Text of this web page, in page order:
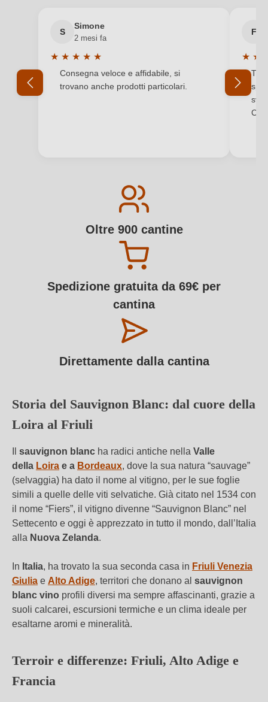
S
Simone
2 mesi fa
★ ★ ★ ★ ★
Valutazione media di 5 su 5 stelle
Consegna veloce e affidabile, si
trovano anche prodotti particolari.
F
★ ★
Oltre 900 cantine
Spedizione gratuita da 69€ per
cantina
Direttamente dalla cantina
Storia del Sauvignon Blanc: dal cuore della
Loira al Friuli
sauvignon blanc ha radici antiche nella Valle
della Loira e a Bordeaux, dove la sua natura “sauvage”
(selvaggia) ha dato il nome al vitigno, per le sue foglie
simili a quelle delle viti selvatiche. Già citato nel 1534 con
il nome “Fiers”, il vitigno divenne “Sauvignon Blanc” nel
Settecento e oggi è apprezzato in tutto il mondo, dall’Italia
alla Nuova Zelanda.
In Italia, ha trovato la sua seconda casa in Friuli Venezia
Giulia e Alto Adige, territori che donano al sauvignon
blanc vino profili diversi ma sempre affascinanti, grazie a
suoli calcarei, escursioni termiche e un clima ideale per
esaltarne aromi e mineralità.
Terroir e differenze: Friuli, Alto Adige e
Francia